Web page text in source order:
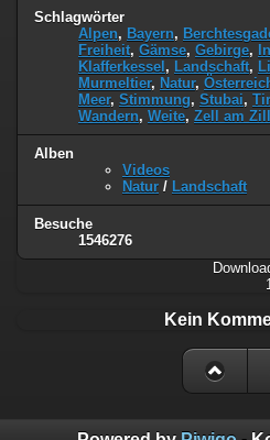
Schlagwörter
Alpen, Bayern,
Freiheit, Gämse, Gebirge,
Klafferkessel , Landschaft,
Murmeltier, Natur,
Meer, Stimmung, Stubai,
Wandern, Weite, Zell am
Alben
Videos
Natur / Landschaft
Besuche
1546276
1
Kein